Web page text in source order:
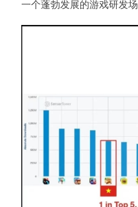
一个蓬勃发展的游戏研发